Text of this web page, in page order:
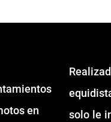
en
solo le